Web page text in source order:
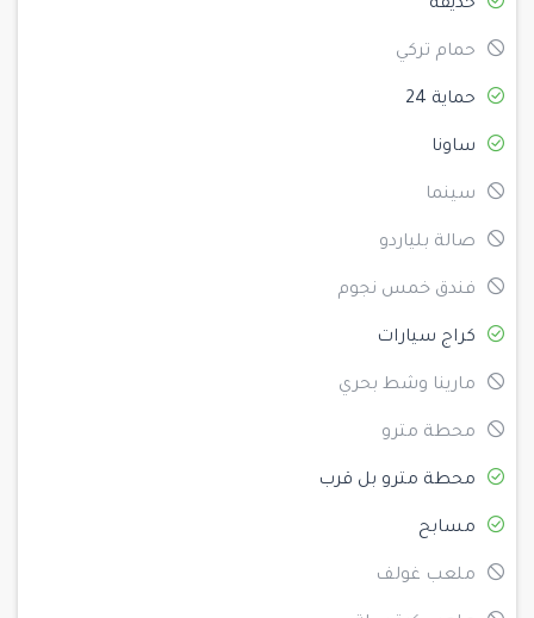
حديقة
حمام تركي
حماية 24
ساونا
سينما
صالة بلياردو
فندق خمس نجوم
كراج سيارات
مارينا وشط بحري
محطة مترو
محطة مترو بل قرب
مسابح
ملعب غولف